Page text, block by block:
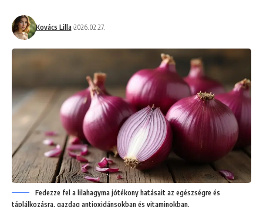
Kovács Lilla 2026.02.27.
Fedezze fel a lilahagyma jótékony hatásait az egészségre és
táplálkozásra, gazdag antioxidánsokban és vitaminokban.